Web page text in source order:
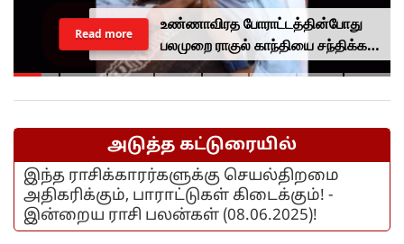
உண்ணாவிரத போராட்டத்தின்போது
பலமுறை ராகுல் காந்தியை சந்திக்க
முயன்றாரா சோனம் வாங்சுக்
Read more
அடுத்த கட்டுரையில்
இந்த ராசிக்காரர்களுக்கு செயல்திறமை
அதிகரிக்கும், பாராட்டுகள் கிடைக்கும்! -
இன்றைய ராசி பலன்கள் (08.06.2025)!